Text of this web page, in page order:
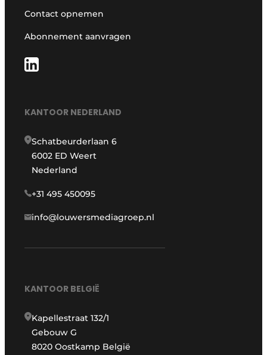
Contact opnemen
Abonnement aanvragen
KANTOOR NEDERLAND
Schatbeurderlaan 6
6002 ED Weert
Nederland
+31 495 450095
info@louwersmediagroep.nl
KANTOOR BELGIË
Kapellestraat 132/1
Gebouw G
8020 Oostkamp België